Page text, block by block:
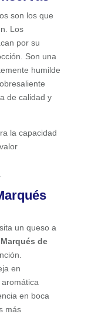
son los que
Los
por su
Son una
humilde
de calidad y
la capacidad
un queso a
Marqués de
en
en boca
más